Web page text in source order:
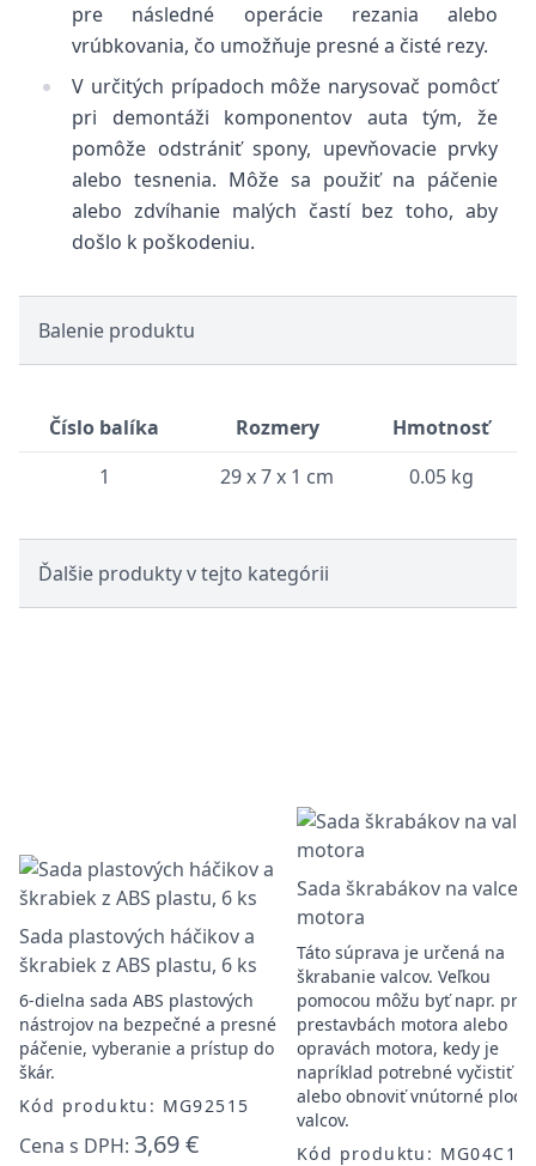
pre následné operácie rezania alebo
vrúbkovania, čo umožňuje presné a čisté rezy.
V určitých prípadoch môže narysovač pomôcť
pri demontáži komponentov auta tým, že
pomôže odstrániť spony, upevňovacie prvky
alebo tesnenia. Môže sa použiť na páčenie
alebo zdvíhanie malých častí bez toho, aby
došlo k poškodeniu.
Balenie produktu
Číslo balíka Rozmery
Hmotnosť
1
29 x 7 x 1 cm 0.05 kg
Ďalšie produkty v tejto kategórii
Sada plastových háčikov a
škrabiek z ABS plastu, 6 ks
6-dielna sada ABS plastových
nástrojov na bezpečné a presné
páčenie, vyberanie a prístup do
škár.
Kód produktu: MG92515
Cena s DPH: 3,69 €
Sada škrabákov na valce
motora
Táto súprava je určená na
škrabanie valcov. Veľkou
pomocou môžu byť napr. pri
prestavbách motora alebo
opravách motora, kedy je
napríklad potrebné vyčistiť
alebo obnoviť vnútorné
valcov.
Kód produktu: